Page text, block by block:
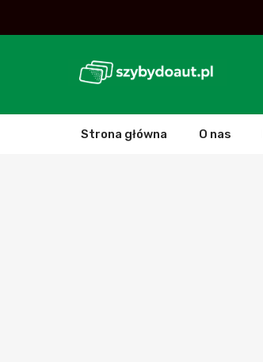
Strona główna O nas